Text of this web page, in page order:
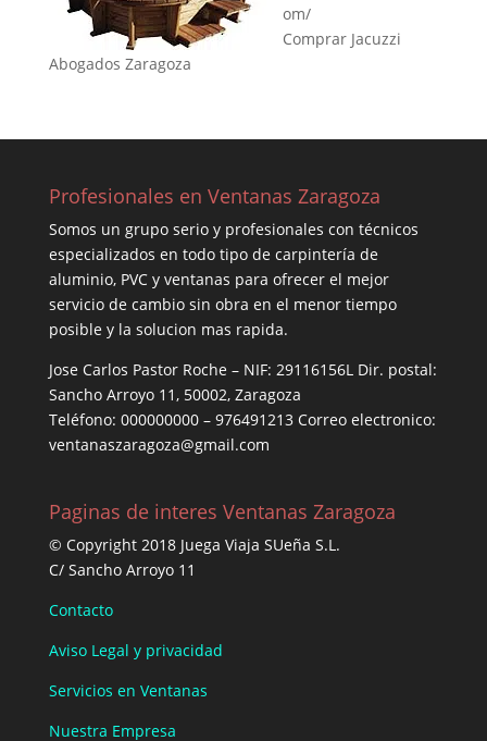
om/
Comprar Jacuzzi
Abogados Zaragoza
Profesionales en Ventanas Zaragoza
Somos un grupo serio y profesionales con técnicos
especializados en todo tipo de carpintería de
aluminio, PVC y ventanas para ofrecer el mejor
servicio de cambio sin obra en el menor tiempo
posible y la solucion mas rapida.
Jose Carlos Pastor Roche – NIF: 29116156L Dir. postal:
Sancho Arroyo 11, 50002, Zaragoza
Teléfono: 000000000 – 976491213 Correo electronico:
ventanaszaragoza@gmail.com
Paginas de interes Ventanas Zaragoza
© Copyright 2018 Juega Viaja SUeña S.L.
C/ Sancho Arroyo 11
Contacto
Aviso Legal y privacidad
Servicios en Ventanas
Nuestra Empresa